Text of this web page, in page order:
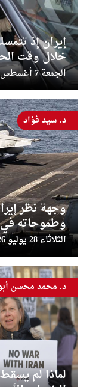
إيران إذ
خلال وقت
الجمعة 7 أغسطس 2026 - 14:58:30
وجهة نظر
وطموحاته
الثلاثاء 28 يوليو 2026 - 09:18:59
د. سيد فؤاد
لماذا لم
د. محمد محسن أبو